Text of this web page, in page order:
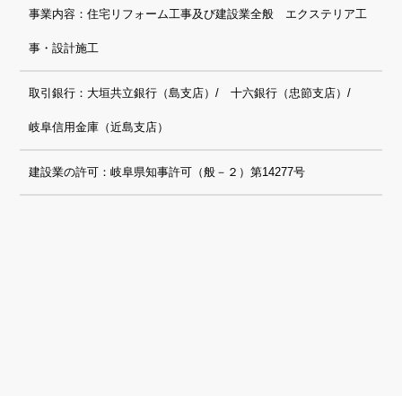
事業内容：住宅リフォーム工事及び建設業全般 エクステリア工
事・設計施工
取引銀行：大垣共立銀行（島支店）/ 十六銀行（忠節支店）/
岐阜信用金庫（近島支店）
建設業の許可：岐阜県知事許可（般－２）第14277号